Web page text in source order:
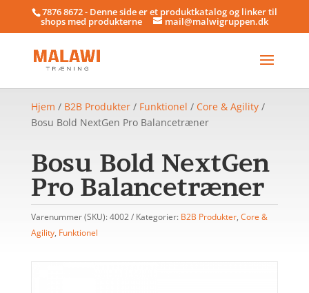
7876 8672 - Denne side er et produktkatalog og linker til
shops med produkterne mail@malwigruppen.dk
Hjem / B2B Produkter/ Funktionel / Core & Agility/
Bosu Bold NextGen Pro Balancetræner
Bosu Bold NextGen
Pro Balancetræner
Varenummer (SKU): 4002 Kategorier: B2B Produkter, Core &
Agility, Funktionel